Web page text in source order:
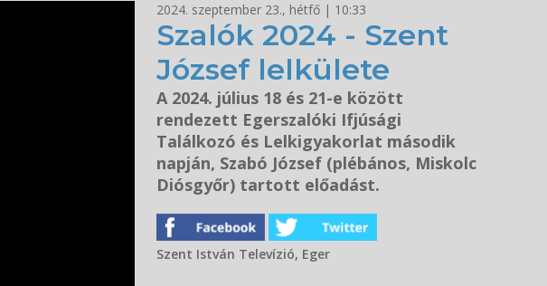
2024. szeptember 23., hétfő | 10:33
Szalók 2024 - Szent
József lelkülete
A 2024. július 18 és 21-e között
rendezett Egerszalóki Ifjúsági
Találkozó és Lelkigyakorlat második
napján, Szabó József (plébános, Miskolc
Diósgyőr) tartott előadást.
Szent István Televízió, Eger